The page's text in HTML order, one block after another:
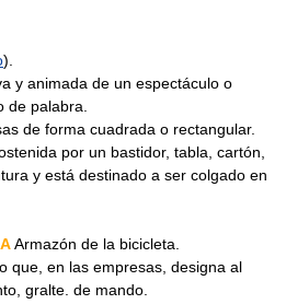
).
y animada de un espectáculo o
de palabra.
de forma cuadrada o rectangular.
por un bastidor, tabla, cartón,
y está destinado a ser colgado en
Armazón de la bicicleta.
que, en las empresas, designa al
gralte. de mando.